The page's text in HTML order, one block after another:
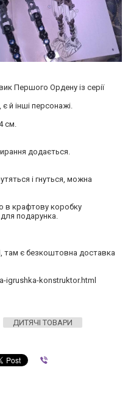
Першого Ордену із серії
й інші персонажі.
см.
додається.
і гнуться, можна
крафтову коробку
подарунка.
там є безкоштовна доставка
igrushka-konstruktor.html
ДИТЯЧІ ТОВАРИ